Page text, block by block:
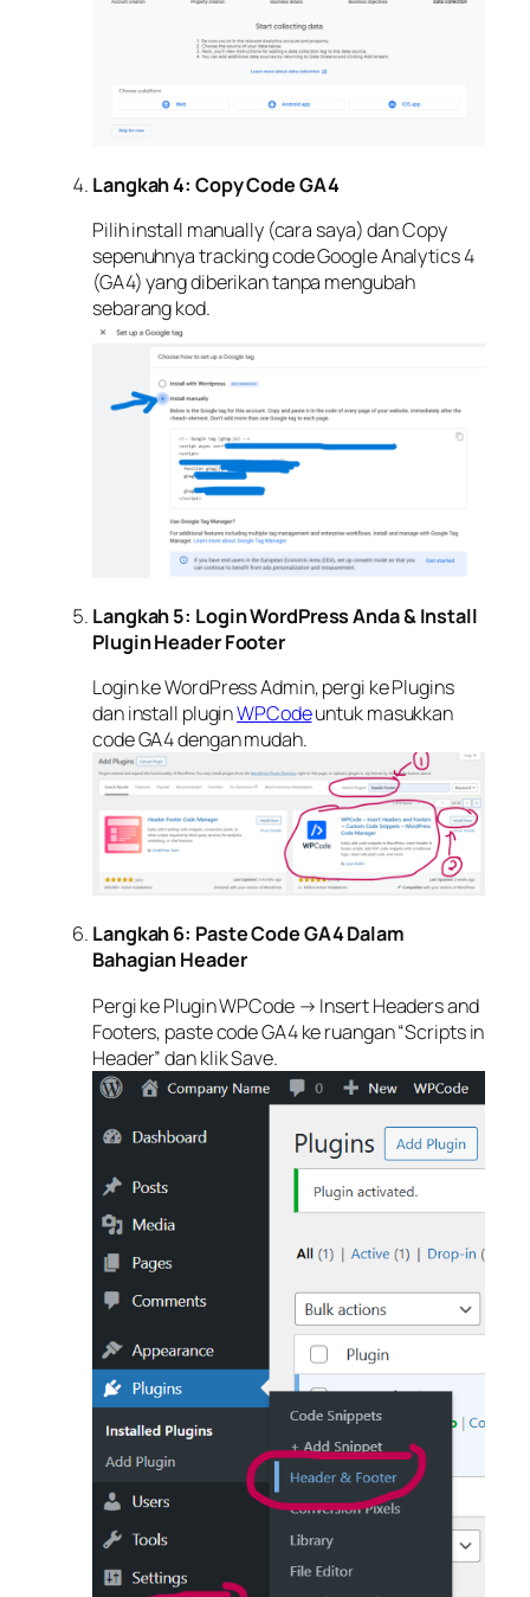
Langkah 4: Copy Code GA4
Pilih install manually (cara saya) dan Copy
sepenuhnya tracking code Google Analytics 4
(GA4) yang diberikan tanpa mengubah
sebarang kod.
Langkah 5: Login WordPress Anda & Install
Plugin Header Footer
Login ke WordPress Admin, pergi ke Plugins
dan install pluginWPCodeuntuk masukkan
code GA4 dengan mudah.
Langkah 6: Paste Code GA4 Dalam
Bahagian Header
Pergi ke Plugin WPCode → Insert Headers and
Footers, paste code GA4 ke ruangan “Scripts in
Header” dan klik Save.